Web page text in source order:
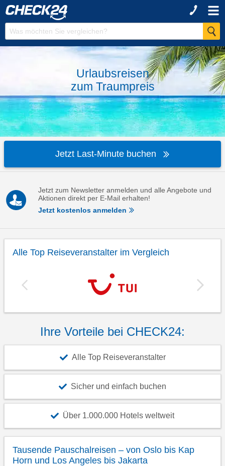
Urlaubsreisen
zum Traumpreis
Jetzt Last-Minute buchen
Jetzt zum Newsletter anmelden und alle Angebote und
Aktionen direkt per E-Mail erhalten!
Jetzt kostenlos anmelden
Alle Top Reiseveranstalter im Vergleich
Ihre Vorteile bei CHECK24:
Alle Top Reiseveranstalter
Sicher und einfach buchen
Über 1.000.000 Hotels weltweit
Tausende Pauschalreisen – von Oslo bis Kap
Horn und Los Angeles bis Jakarta